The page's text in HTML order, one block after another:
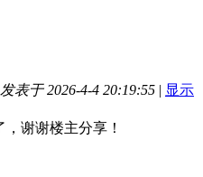
发表于 2026-4-4 20:19:55 | 显示
谢谢楼主分享！